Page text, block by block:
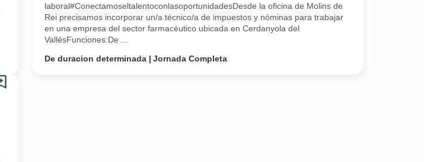
laboral#ConectamoseltalentoconlasoportunidadesDesde la oficina de Molins de
Rei precisamos incorporar un/a técnico/a de impuestos y nóminas para trabajar
en una empresa del sector farmacéutico ubicada en Cerdanyola del
VallésFunciones:De ...
De duracion determinada
Jornada Completa